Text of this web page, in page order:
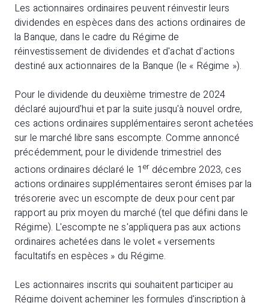
Les actionnaires ordinaires peuvent réinvestir leurs
dividendes en espèces dans des actions ordinaires de
la Banque, dans le cadre du Régime de
réinvestissement de dividendes et d'achat d'actions
destiné aux actionnaires de la Banque (le « Régime »).
Pour le dividende du deuxième trimestre de 2024
déclaré aujourd'hui et par la suite jusqu'à nouvel ordre,
ces actions ordinaires supplémentaires seront achetées
sur le marché libre sans escompte. Comme annoncé
précédemment, pour le dividende trimestriel des
actions ordinaires déclaré le 1 erdécembre 2023, ces
actions ordinaires supplémentaires seront émises par la
trésorerie avec un escompte de deux pour cent par
rapport au prix moyen du marché (tel que défini dans le
Régime). L'escompte ne s'appliquera pas aux actions
ordinaires achetées dans le volet « versements
facultatifs en espèces » du Régime.
Les actionnaires inscrits qui souhaitent participer au
Régime doivent acheminer les formules d'inscription à